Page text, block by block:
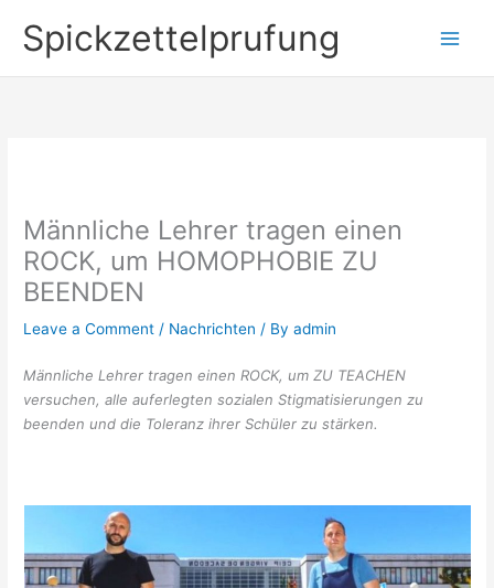
content
Spickzettelprufung
Männliche Lehrer tragen einen
ROCK, um HOMOPHOBIE ZU
BEENDEN
Leave a Comment / Nachrichten / Byadmin
Männliche Lehrer tragen einen ROCK, um ZU TEACHEN
versuchen, alle auferlegten sozialen Stigmatisierungen zu
beenden und die Toleranz ihrer Schüler zu stärken.